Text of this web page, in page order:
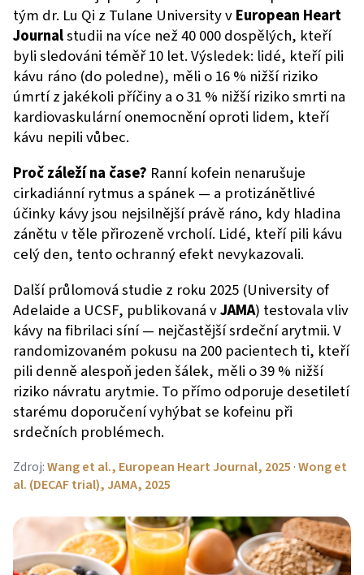
tým dr. Lu Qi z Tulane University vEuropean Heart
Journalstudii na více než 40 000 dospělých, kteří
byli sledováni téměř 10 let. Výsledek: lidé, kteří pili
kávu ráno (do poledne), měli o 16 % nižší riziko
úmrtí z jakékoli příčiny a o 31 % nižší riziko smrti na
kardiovaskulární onemocnění oproti lidem, kteří
kávu nepili vůbec.
Proč záleží na čase? Ranní kofein nenarušuje
cirkadiánní rytmus a spánek — a protizánětlivé
účinky kávy jsou nejsilnější právě ráno, kdy hladina
zánětu v těle přirozeně vrcholí. Lidé, kteří pili kávu
celý den, tento ochranný efekt nevykazovali.
Další průlomová studie z roku 2025 (University of
Adelaide a UCSF, publikovaná vJAMA) testovala vliv
kávy na fibrilaci síní — nejčastější srdeční arytmii. V
randomizovaném pokusu na 200 pacientech ti, kteří
pili denně alespoň jeden šálek, měli o 39 % nižší
riziko návratu arytmie. To přímo odporuje desetiletí
starému doporučení vyhýbat se kofeinu při
srdečních problémech.
Zdroj:Wang et al., European Heart Journal, 2025 ·Wong et
al. (DECAF trial), JAMA, 2025